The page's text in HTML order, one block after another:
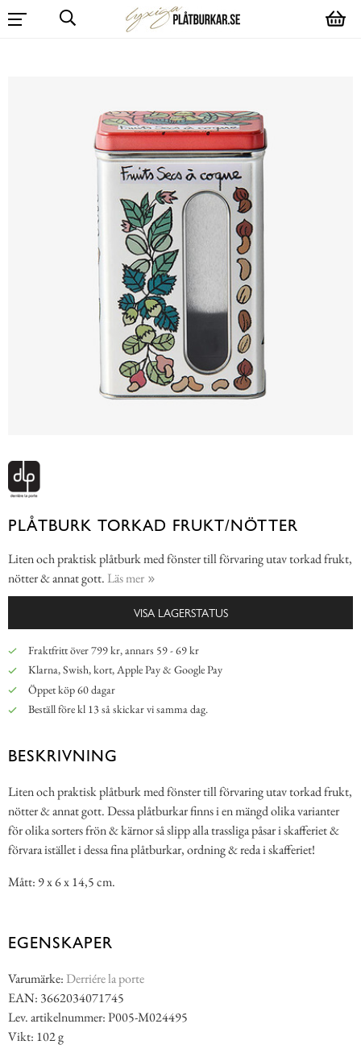
PLÅTBURK TORKAD FRUKT/NÖTTER
Liten och praktisk plåtburk med fönster till förvaring utav torkad frukt,
nötter & annat gott. Läs mer
VISA LAGERSTATUS
Fraktfritt över 799 kr, annars 59 - 69 kr
Klarna, Swish, kort, Apple Pay & Google Pay
Öppet köp 60 dagar
Beställ före kl 13 så skickar vi samma dag.
BESKRIVNING
Liten och praktisk plåtburk med fönster till förvaring utav torkad frukt,
nötter & annat gott. Dessa plåtburkar finns i en mängd olika varianter
för olika sorters frön & kärnor så slipp alla trassliga påsar i skafferiet &
förvara istället i dessa fina plåtburkar, ordning & reda i skafferiet!
Mått: 9 x 6 x 14,5 cm.
EGENSKAPER
Varumärke: Derriére la porte
EAN: 3662034071745
Lev. artikelnummer: P005-M024495
Vikt: 102 g